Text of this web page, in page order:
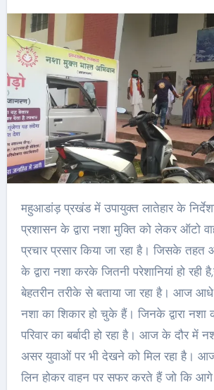
महुआडांड़ प्रखंड में उपायुक्त लातेहार के निर्देशानुसार जिला
प्रशासन के द्वारा नशा मुक्ति को लेकर ऑटो
प्रचार प्रसार किया जा रहा है। जिसके
के द्वारा नशा करके जितनी परेशानियां हो रही
बेहतरीन तरीके से बताया जा रहा है। आज
नशा का शिकार हो चुके हैं। जिनके द्वारा
परिवार का बर्बादी हो रहा है। आज के दौर में
असर युवाओं पर भी देखने को मिल रहा है।
लिन होकर वाहन पर सफर करते हैं जो कि